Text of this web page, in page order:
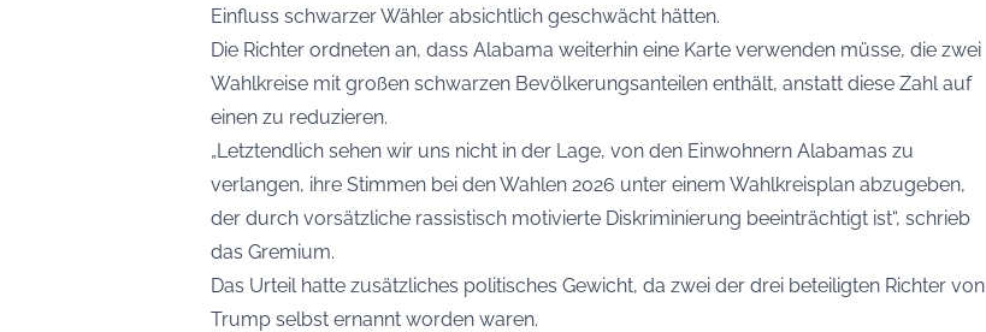
Einfluss schwarzer Wähler absichtlich geschwächt hätten.
Die Richter ordneten an, dass Alabama weiterhin eine Karte verwenden müsse, die zwei
Wahlkreise mit großen schwarzen Bevölkerungsanteilen enthält, anstatt diese Zahl auf
einen zu reduzieren.
„Letztendlich sehen wir uns nicht in der Lage, von den Einwohnern Alabamas zu
verlangen, ihre Stimmen bei den Wahlen 2026 unter einem Wahlkreisplan abzugeben,
der durch vorsätzliche rassistisch motivierte Diskriminierung beeinträchtigt ist“, schrieb
das Gremium.
Das Urteil hatte zusätzliches politisches Gewicht, da zwei der drei beteiligten Richter von
Trump selbst ernannt worden waren.